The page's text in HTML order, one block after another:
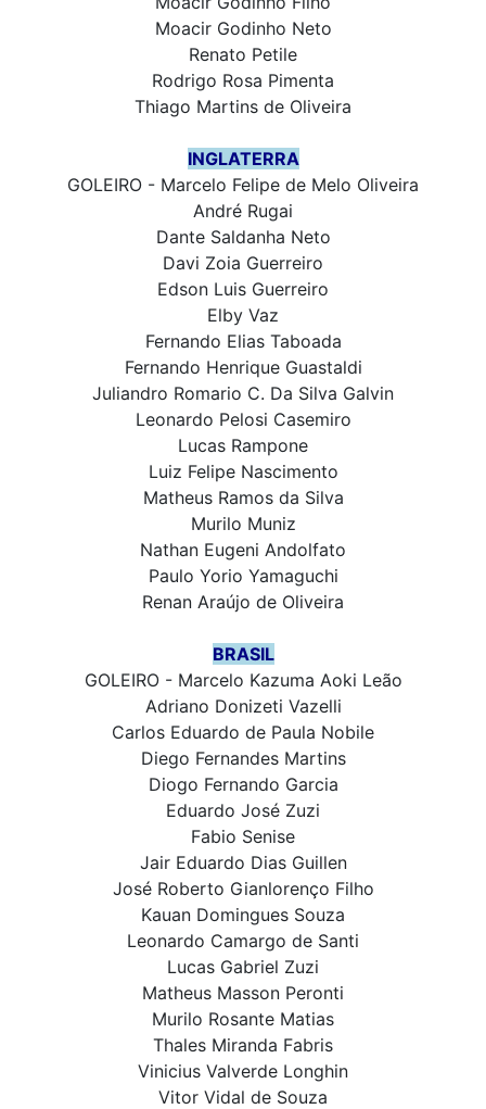
Moacir Godinho Neto
Renato Petile
Rodrigo Rosa Pimenta
Thiago Martins de Oliveira
INGLATERRA
GOLEIRO - Marcelo Felipe de Melo Oliveira
André Rugai
Dante Saldanha Neto
Davi Zoia Guerreiro
Edson Luis Guerreiro
Elby Vaz
Fernando Elias Taboada
Fernando Henrique Guastaldi
Juliandro Romario C. Da Silva Galvin
Leonardo Pelosi Casemiro
Lucas Rampone
Luiz Felipe Nascimento
Matheus Ramos da Silva
Murilo Muniz
Nathan Eugeni Andolfato
Paulo Yorio Yamaguchi
Renan Araújo de Oliveira
BRASIL
GOLEIRO - Marcelo Kazuma Aoki Leão
Adriano Donizeti Vazelli
Carlos Eduardo de Paula Nobile
Diego Fernandes Martins
Diogo Fernando Garcia
Eduardo José Zuzi
Fabio Senise
Jair Eduardo Dias Guillen
José Roberto Gianlorenço Filho
Kauan Domingues Souza
Leonardo Camargo de Santi
Lucas Gabriel Zuzi
Matheus Masson Peronti
Murilo Rosante Matias
Thales Miranda Fabris
Vinicius Valverde Longhin
Vitor Vidal de Souza